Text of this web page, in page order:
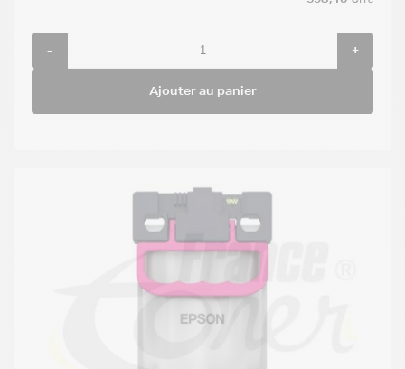
- +
Ajouter au panier